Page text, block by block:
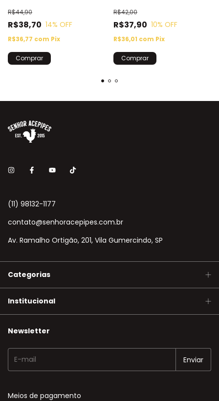
R$38,70
R$44,90
14% OFF
R$36,77 com Pix
R$37,90
R$42,00
10% OFF
R$36,01 com Pix
(11) 98132-1177
contato@senhoracepipes.com.br
Av. Ramalho Ortigão, 201, Vila Gumercindo, SP
Categorias
Institucional
Newsletter
Meios de pagamento